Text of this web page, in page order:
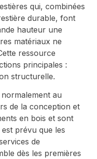
qui, combinées
durable, font
hauteur une
matériaux ne
ressource
principales :
structurelle.
au
de la conception et
en bois et sont
prévu que les
de
dès les premières